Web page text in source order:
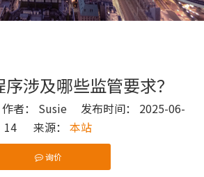
涉及哪些监管要求？
者： Susie 发布时间： 2025-06-
14 来源： 本站
询价